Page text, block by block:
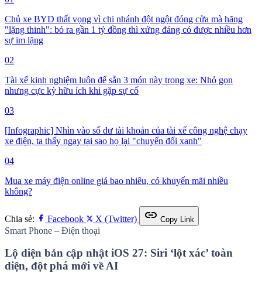
Chủ xe BYD thất vọng vì chi nhánh đột ngột đóng cửa mà hãng
"lặng thinh": bỏ ra gần 1 tỷ đồng thì xứng đáng có được nhiều hơn
sự im lặng
02
Tài xế kinh nghiệm luôn để sẵn 3 món này trong xe: Nhỏ gọn
nhưng cực kỳ hữu ích khi gặp sự cố
03
[Infographic] Nhìn vào số dư tài khoản của tài xế công nghệ chạy
xe điện, ta thấy ngay tại sao họ lại "chuyển đổi xanh"
04
Mua xe máy điện online giá bao nhiêu, có khuyến mãi nhiều
không?
Chia sẻ: Facebook X (Twitter) link Copy Link
Smart Phone – Điện thoại
Lộ diện bản cập nhật iOS 27: Siri ‘lột xác’ toàn
diện, đột phá mới về AI